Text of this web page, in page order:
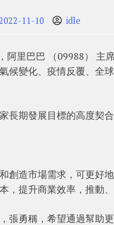
11-10 idle
里巴巴 （09988） 主
候變化、疫情反覆、全
長期發展目標的高度契
創造市場需求，可更好
提升商業效率，推動、
張勇稱，希望通過幫助